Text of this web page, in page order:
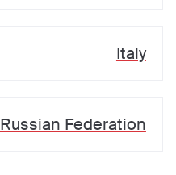
Italy
Russian Federation